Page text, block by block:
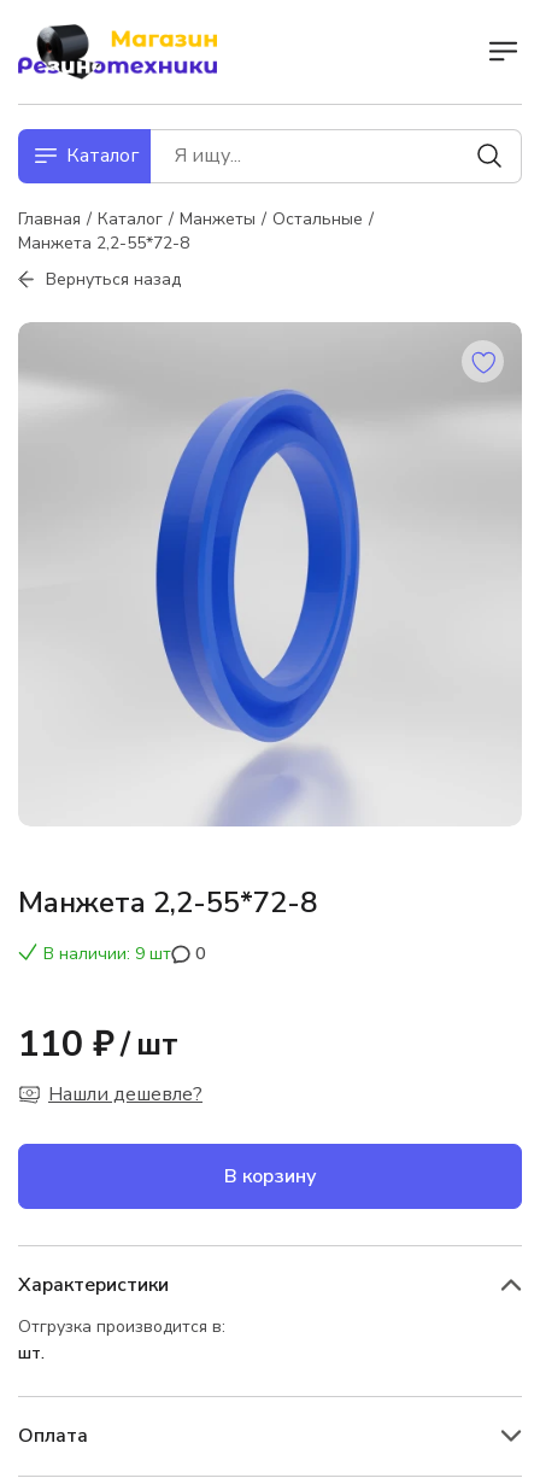
Каталог
Главная Каталог Манжеты
Остальные
Манжета 2,2-55*72-8
Вернуться назад
Манжета 2,2-55*72-8
В наличии: 9 шт 0
110 ₽/ шт
Нашли дешевле?
В корзину
Характеристики
Отгрузка производится в:
шт.
Оплата